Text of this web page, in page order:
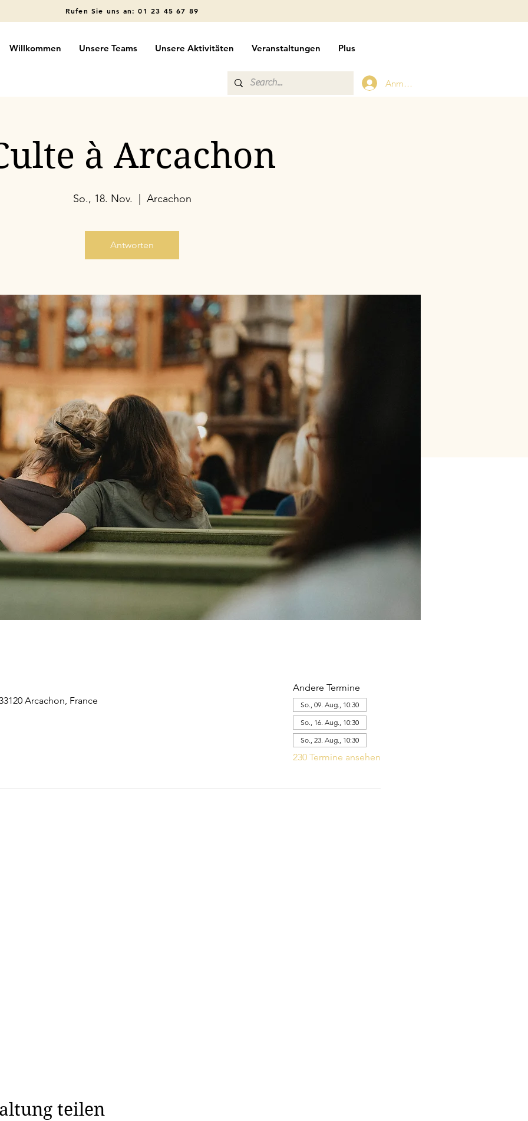
Rufen Sie uns an: 01 23 45 67 89
Willkommen Unsere Teams Unsere Aktivitäten Veranstaltungen Plus
Anmelden
à Arcachon
So., 18. Nov. Arcachon
Antworten
Arcachon, France
Andere Termine
So., 09. Aug., 10:30
So., 16. Aug., 10:30
So., 23. Aug., 10:30
230 Termine ansehen
teilen